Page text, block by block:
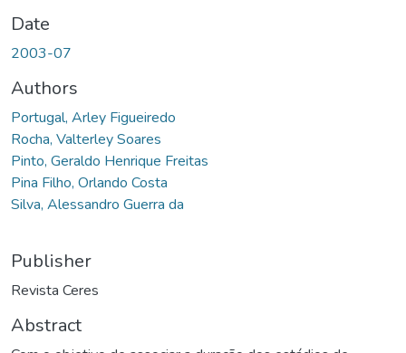
Date
2003-07
Authors
Portugal, Arley Figueiredo
Rocha, Valterley Soares
Pinto, Geraldo Henrique Freitas
Pina Filho, Orlando Costa
Silva, Alessandro Guerra da
Publisher
Revista Ceres
Abstract